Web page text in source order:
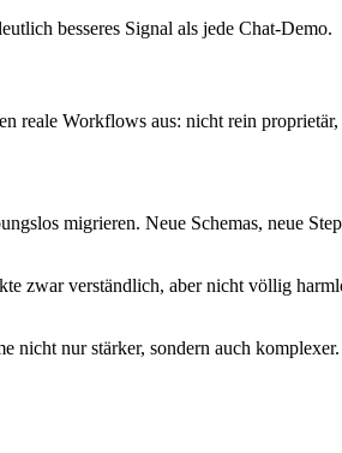
besseres Signal als jede Chat-Demo.
reale Workflows aus: nicht rein
migrieren. Neue Schemas, neue
zwar verständlich, aber nicht völlig
nur stärker, sondern auch